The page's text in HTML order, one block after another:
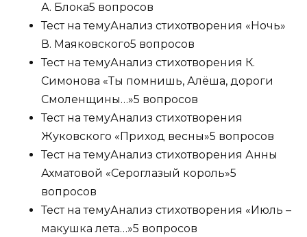
А. Блока5 вопросов
Тест на темуАнализ стихотворения «Ночь»
В. Маяковского5 вопросов
Тест на темуАнализ стихотворения К.
Симонова «Ты помнишь, Алёша, дороги
Смоленщины…»5 вопросов
Тест на темуАнализ стихотворения
Жуковского «Приход весны»5 вопросов
Тест на темуАнализ стихотворения Анны
Ахматовой «Сероглазый король»5
вопросов
Тест на темуАнализ стихотворения «Июль –
макушка лета…»5 вопросов